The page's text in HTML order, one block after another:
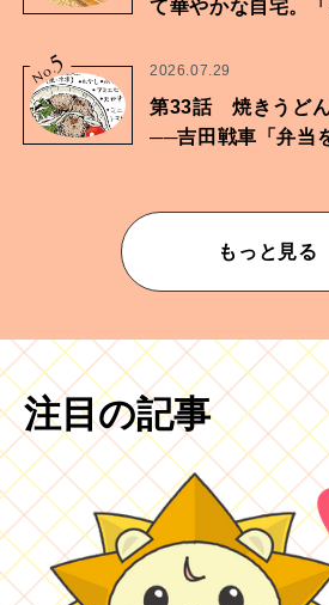
て華やかな自宅。
No.
5 2026.07.29
第33話 焼きうど
──吉田戦車「弁当
もっと見る
注目の記事